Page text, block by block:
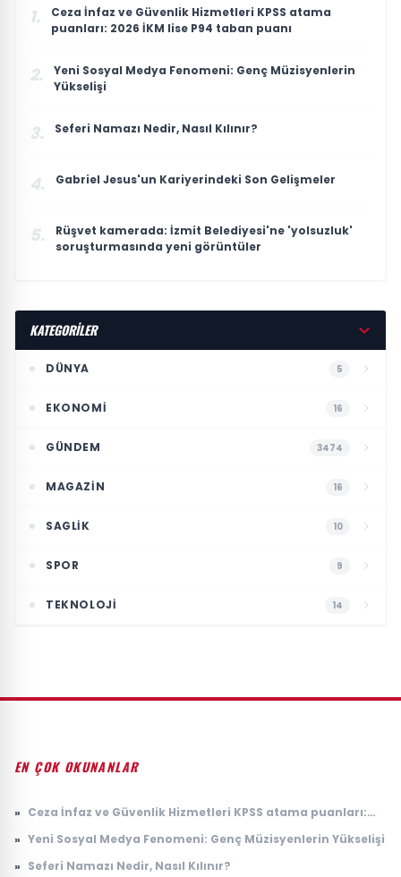
1.
Ceza İnfaz ve Güvenlik Hizmetleri KPSS atama
puanları: 2026 İKM lise P94 taban puanı
2.
Yeni Sosyal Medya Fenomeni: Genç Müzisyenlerin
Yükselişi
3. Seferi Namazı Nedir, Nasıl Kılınır?
4. Gabriel Jesus'un Kariyerindeki Son Gelişmeler
5.
Rüşvet kamerada: İzmit Belediyesi'ne 'yolsuzluk'
soruşturmasında yeni görüntüler
KATEGORİLER
DÜNYA 5
EKONOMI 16
GÜNDEM 3474
MAGAZIN 16
SAGLIK 10
SPOR 9
TEKNOLOJI 14
EN ÇOK OKUNANLAR
» Ceza İnfaz ve Güvenlik Hizmetleri KPSS atama puanları:
» Yeni Sosyal Medya Fenomeni: Genç Müzisyenlerin Yükselişi
» Seferi Namazı Nedir, Nasıl Kılınır?